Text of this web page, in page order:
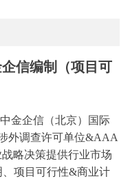
信编制（项目可
中金企信（北京）国际
外调查许可单位&AAA
略决策提供行业市场
项目可行性&商业计